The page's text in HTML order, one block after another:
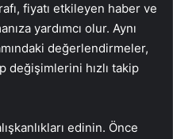
fiyatı etkileyen haber ve
yardımcı olur. Aynı
değerlendirmeler,
değişimlerini hızlı takip
edinin. Önce